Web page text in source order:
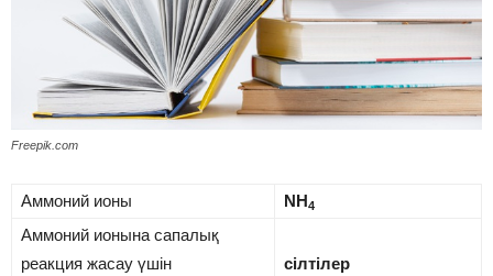
Freepik.com
Аммоний ионы NH4
Аммоний ионына сапалық
реакция жасау үшін
сілтілер